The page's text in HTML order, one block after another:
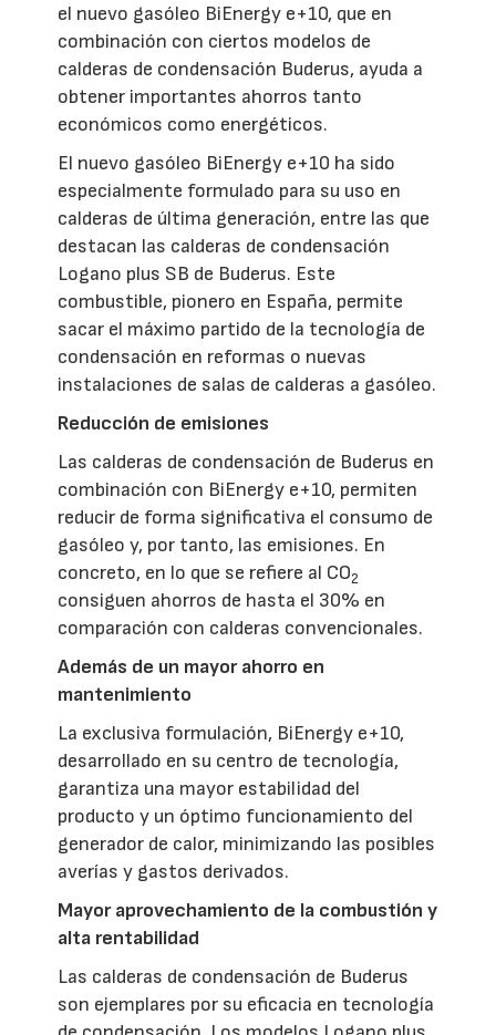
el nuevo gasóleo BiEnergy e+10, que en
combinación con ciertos modelos de
calderas de condensación Buderus, ayuda a
obtener importantes ahorros tanto
económicos como energéticos.
El nuevo gasóleo BiEnergy e+10 ha sido
especialmente formulado para su uso en
calderas de última generación, entre las que
destacan las calderas de condensación
Logano plus SB de Buderus. Este
combustible, pionero en España, permite
sacar el máximo partido de la tecnología de
condensación en reformas o nuevas
instalaciones de salas de calderas a gasóleo.
Reducción de emisiones
Las calderas de condensación de Buderus en
combinación con BiEnergy e+10, permiten
reducir de forma significativa el consumo de
gasóleo y, por tanto, las emisiones. En
concreto, en lo que se refiere al CO2
consiguen ahorros de hasta el 30% en
comparación con calderas convencionales.
Además de un mayor ahorro en
mantenimiento
La exclusiva formulación, BiEnergy e+10,
desarrollado en su centro de tecnología,
garantiza una mayor estabilidad del
producto y un óptimo funcionamiento del
generador de calor, minimizando las posibles
averías y gastos derivados.
Mayor aprovechamiento de la combustión y
alta rentabilidad
Las calderas de condensación de Buderus
son ejemplares por su eficacia en tecnología